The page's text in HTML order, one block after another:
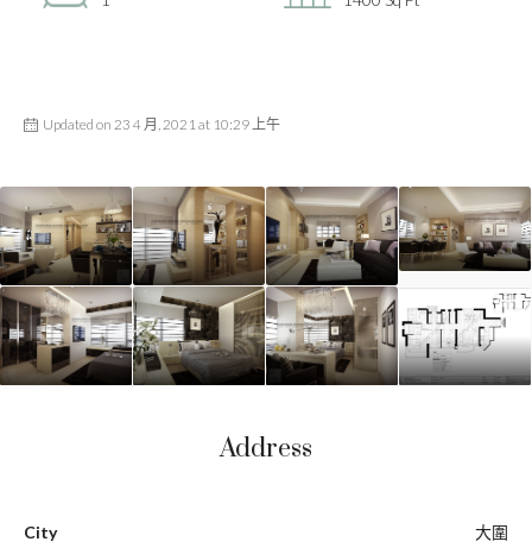
Updated on 23 4 月, 2021 at 10:29 上午
Address
City 大圍